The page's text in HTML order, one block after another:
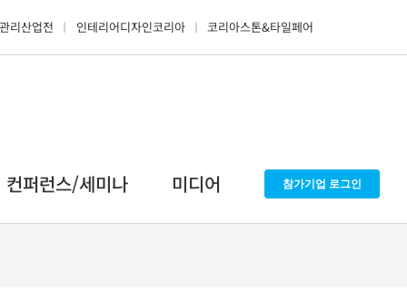
리산업전 인테리어디자인코리아 코리아스톤&타일페어
컨퍼런스/세미나 미디어 참가기업 로그인